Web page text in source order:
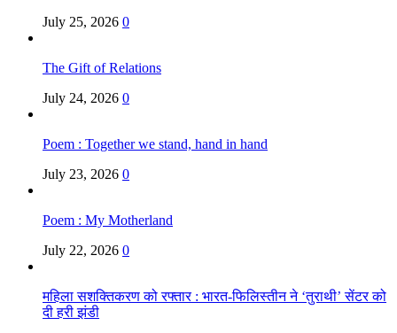
July 25, 2026 0
The Gift of Relations
July 24, 2026 0
Poem : Together we stand, hand in hand
July 23, 2026 0
Poem : My Motherland
July 22, 2026 0
महिला सशक्तिकरण को रफ्तार : भारत-फिलिस्तीन ने ‘तुराथी’ सेंटर को
दी हरी झंडी